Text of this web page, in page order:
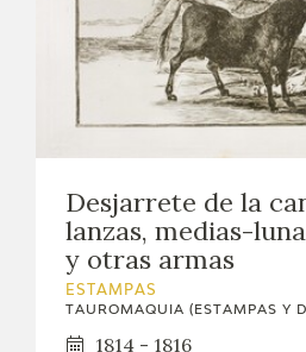
EDUCA
FICHAS ARASAAC
Desjarrete de la
lanzas, medias-
y otras armas
ESTAMPAS
TAUROMAQUIA (ESTAMPAS Y
1814 - 1816